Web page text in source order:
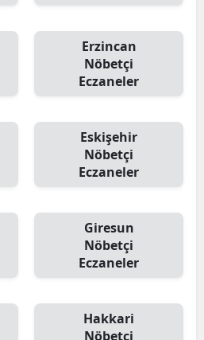
Erzincan
Nöbetçi
Eczaneler
Eskişehir
Nöbetçi
Eczaneler
Giresun
Nöbetçi
Eczaneler
Hakkari
Nöbetçi